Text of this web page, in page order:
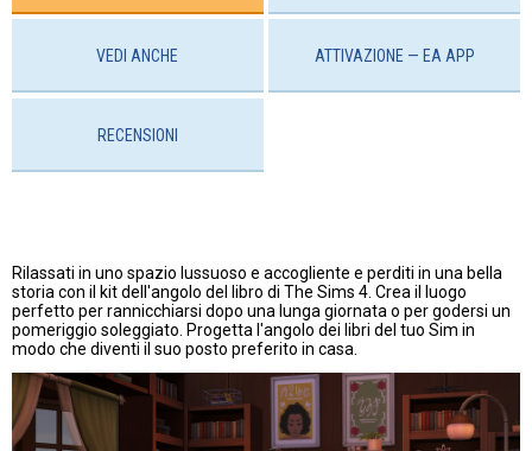
VEDI ANCHE ATTIVAZIONE — EA APP
RECENSIONI
Rilassati in uno spazio lussuoso e accogliente e perditi in una bella
storia con il kit dell'angolo del libro di The Sims 4. Crea il luogo
perfetto per rannicchiarsi dopo una lunga giornata o per godersi un
pomeriggio soleggiato. Progetta l'angolo dei libri del tuo Sim in
modo che diventi il suo posto preferito in casa.